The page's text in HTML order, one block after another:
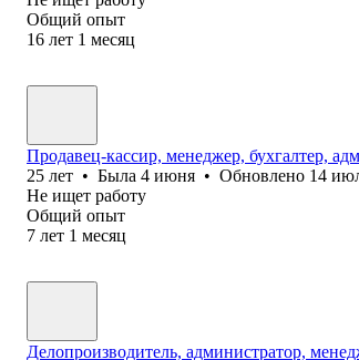
Общий опыт
16 лет 1 месяц
Продавец-кассир, менеджер, бухгалтер,
25 лет • Была 4 июня • Обновлено 14
Не ищет работу
Общий опыт
7 лет 1 месяц
Делопроизводитель, администратор,